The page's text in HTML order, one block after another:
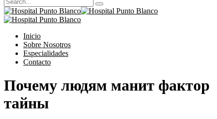
Inicio
Sobre Nosotros
Especialidades
Contacto
Почему людям манит фактор
тайны